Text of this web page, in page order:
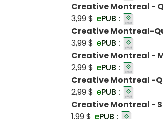
Creative Montreal -
3,99 $ ePUB :
Creative Montreal-
3,99 $ ePUB :
Creative Montreal -
2,99 $ ePUB :
Creative Montreal -
2,99 $ ePUB :
Creative Montreal -